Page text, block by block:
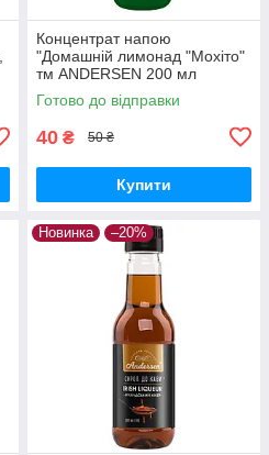
Концентрат напою
"Домашній лимонад "Мохіто"
тм ANDERSEN 200 мл
Готово до відправки
40 ₴ 50 ₴
Купити
Новинка –20%